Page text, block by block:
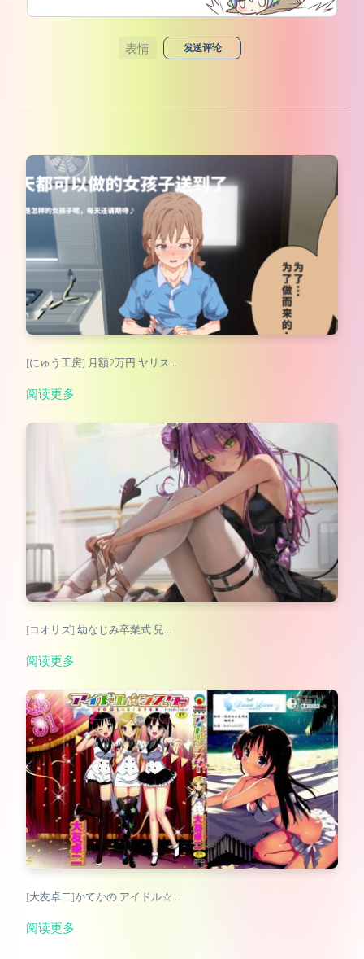
表情 发送评论
[にゅう工房] 月額2万円 ヤリス…
阅读更多
[コオリズ] 幼なじみ卒業式 兒…
阅读更多
[大友卓二]かてかの アイドル☆…
阅读更多